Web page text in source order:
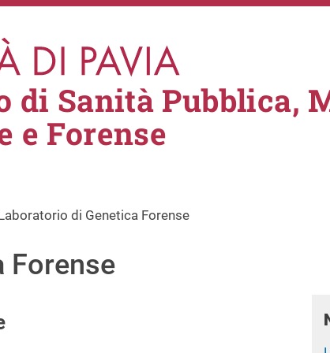
di Sanità Pubblica,
e Forense
di Genetica Forense
Forense